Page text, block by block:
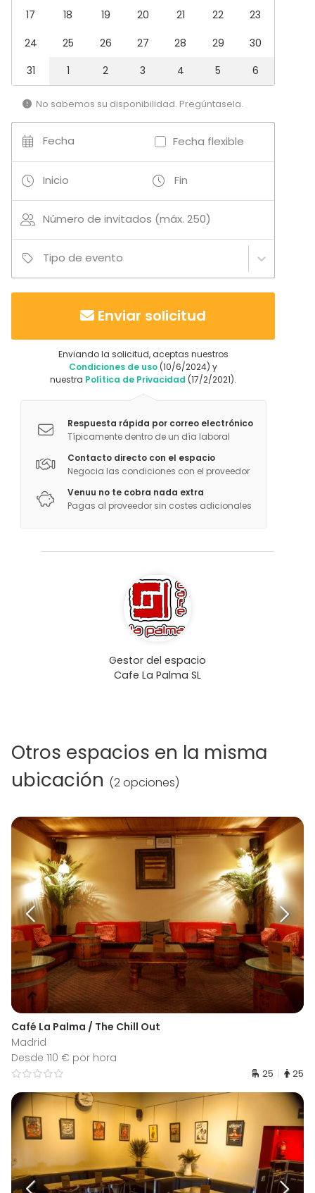
Discoteca
Sala de fiesta
Cine / Teatro
Más información sobre servicios e instalaciones
Catering: La sala no cuenta con servicio de cocina
propio, pero dispone de convenios con diferentes
empresas de alimentación con las que podemos
las necesidades. También se permite la gestión
propia de este apartado siempre y cuando la
17
18 19 20 21 22
23
24
25 26 27 28 29
30
31
1 2 3 4 5 6
No sabemos su disponibilidad. Pregúntasela.
Fecha Fecha flexible
Inicio Fin
Número de invitados (máx. 250)
Tipo de evento
Enviar solicitud
Enviando la solicitud, aceptas nuestros
Condiciones de uso (10/6/2024) y
nuestra Política de Privacidad (17/2/2021).
Respuesta rápida por correo electrónico
Típicamente dentro de un día laboral
Contacto directo con el espacio
Negocia las condiciones con el proveedor
Venuu no te cobra nada extra
Pagas al proveedor sin costes adicionales
Gestor del espacio
Cafe La Palma SL
Otros espacios en la misma
ubicación (2 opciones)
Café La Palma / The Chill Out
Madrid
Desde 110 € por hora
25 25